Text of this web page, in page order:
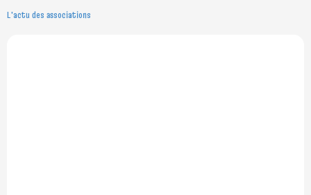
L'actu des associations